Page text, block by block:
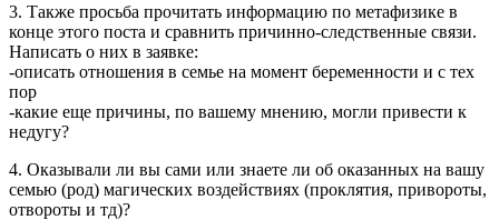
3. Также просьба прочитать информацию по метафизике в
конце этого поста и сравнить причинно-следственные связи.
Написать о них в заявке:
-описать отношения в семье на момент беременности и с тех
пор
-какие еще причины, по вашему мнению, могли привести к
недугу?
4. Оказывали ли вы сами или знаете ли об оказанных на вашу
семью (род) магических воздействиях (проклятия, привороты,
отвороты и тд)?